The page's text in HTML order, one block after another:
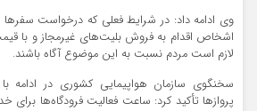
وی ادامه داد: در شرایط فعلی که درخواست
اشخاص اقدام به فروش بلیت‌های غیرمجاز و با
لازم است مردم نسبت به این موضوع آگاه باشند.
سخنگوی سازمان هواپیمایی کشوری در ادامه با
پروازها تأکید کرد: ساعت فعالیت فرودگاه‌ها برای